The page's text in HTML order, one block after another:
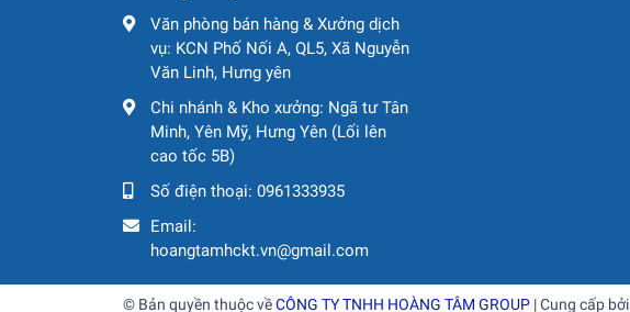
Văn phòng bán hàng & Xưởng dịch
vụ: KCN Phố Nối A, QL5, Xã Nguyễn
Văn Linh, Hưng yên
Chi nhánh & Kho xưởng: Ngã tư Tân
Minh, Yên Mỹ, Hưng Yên (Lối lên
cao tốc 5B)
Số điện thoại: 0961333935
Email:
hoangtamhckt.vn@gmail.com
© Bản quyền thuộc vềCÔNG TY TNHH HOÀNG TÂM GROUP | Cung cấp bởi